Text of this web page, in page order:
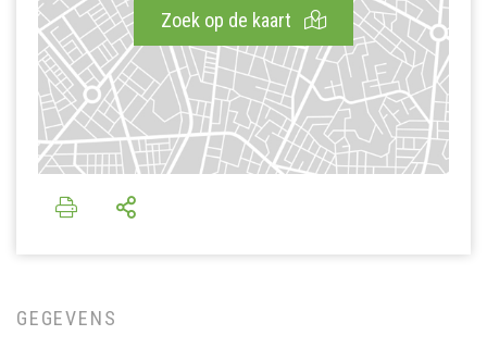
Zoek op de kaart
GEGEVENS